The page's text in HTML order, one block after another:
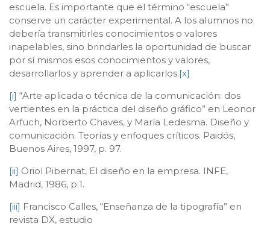
escuela. Es importante que el término “escuela”
conserve un carácter experimental. A los alumnos no
debería transmitirles conocimientos o valores
inapelables, sino brindarles la oportunidad de buscar
por sí mismos esos conocimientos y valores,
desarrollarlos y aprender a aplicarlos.[x]
[i] “Arte aplicada o técnica de la comunicación: dos
vertientes en la práctica del diseño gráfico” en Leonor
Arfuch, Norberto Chaves, y María Ledesma. Diseño y
comunicación. Teorías y enfoques críticos. Paidós,
Buenos Aires, 1997, p. 97.
[ii] Oriol Pibernat, El diseño en la empresa. INFE,
Madrid, 1986, p.1.
[iii] Francisco Calles, “Enseñanza de la tipografía” en
revista DX, estudio